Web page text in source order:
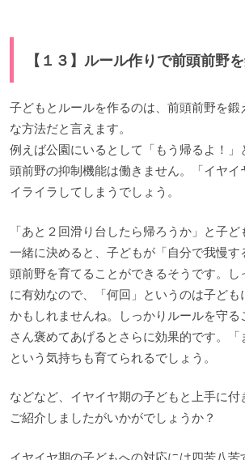
【１３】ルール作りで前頭前野
子どもとルールを作るのは、前頭前野を鍛
な方法だと言えます。
例えば公園にいるとして「もう帰るよ！」
頭前野の抑制機能は働きません。「イヤイ
イライラしてしまうでしょう。
「あと２回滑り台したら帰ろうか」と子
一緒に決めると、子どもが「自分で我慢す
頭前野を育てることができるそうです。し
に有効なので、「何回」というのは子ども
かもしれませんね。しっかりルールを守る
さん褒めてあげるとさらに効果的です。「
という気持ちも育てられるでしょう。
などなど、イヤイヤ期の子どもと上手に
ご紹介しましたがいかがでしょうか？